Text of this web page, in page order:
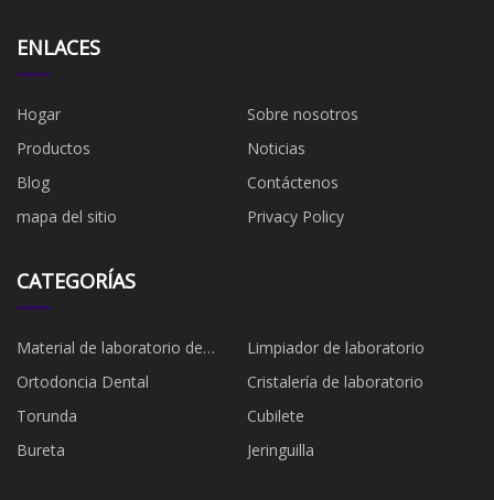
ENLACES
Hogar
Sobre nosotros
Productos
Noticias
Blog
Contáctenos
mapa del sitio
Privacy Policy
CATEGORÍAS
Material de laboratorio de
plástico
Limpiador de laboratorio
Ortodoncia Dental
Cristalería de laboratorio
Torunda
Cubilete
Bureta
Jeringuilla